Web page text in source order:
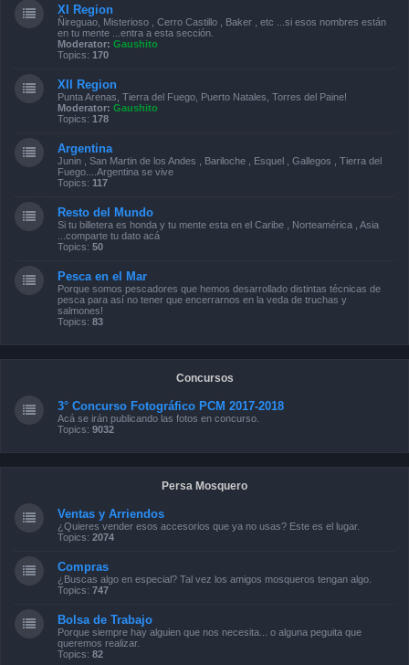
XI Region
Ñireguao, Misterioso , Cerro Castillo , Baker , etc ...si esos nombres están
en tu mente ...entra a esta sección.
Moderator: Gaushito
Topics: 170
XII Region
Punta Arenas, Tierra del Fuego, Puerto Natales, Torres del Paine!
Moderator: Gaushito
Topics: 178
Argentina
Junin , San Martin de los Andes , Bariloche , Esquel , Gallegos , Tierra del
Fuego....Argentina se vive
Topics: 117
Resto del Mundo
Si tu billetera es honda y tu mente esta en el Caribe , Norteamérica , Asia
...comparte tu dato acá
Topics: 50
Pesca en el Mar
Porque somos pescadores que hemos desarrollado distintas técnicas de
pesca para así no tener que encerrarnos en la veda de truchas y
salmones!
Topics: 83
Concursos
3° Concurso Fotográfico PCM 2017-2018
Acá se irán publicando las fotos en concurso.
Topics: 9032
Persa Mosquero
Ventas y Arriendos
¿Quieres vender esos accesorios que ya no usas? Este es el lugar.
Topics: 2074
Compras
¿Buscas algo en especial? Tal vez los amigos mosqueros tengan algo.
Topics: 747
Bolsa de Trabajo
Porque siempre hay alguien que nos necesita... o alguna peguita que
queremos realizar.
Topics: 82